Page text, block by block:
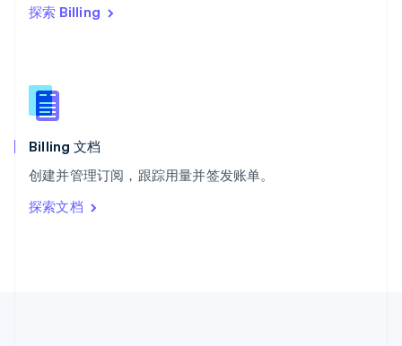
探索 Billing
Billing 文档
创建并管理订阅，跟踪用量并签发账单。
探索文档
西班牙
新西兰
English
匈牙利
English
ItalianoEnglish
印度
English